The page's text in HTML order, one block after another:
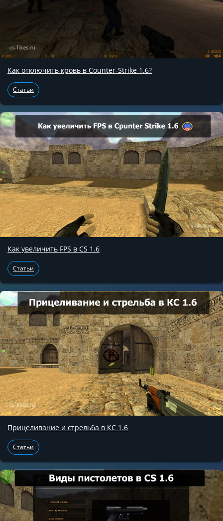
Как отключить кровь в Counter-Strike 1.6?
Статьи
Как увеличить FPS в CS 1.6
Статьи
Прицеливание и стрельба в КС 1.6
Статьи